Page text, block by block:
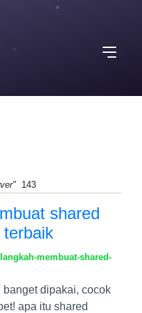
143
shared
membuat-shared-
dipakai, cocok
apa itu shared